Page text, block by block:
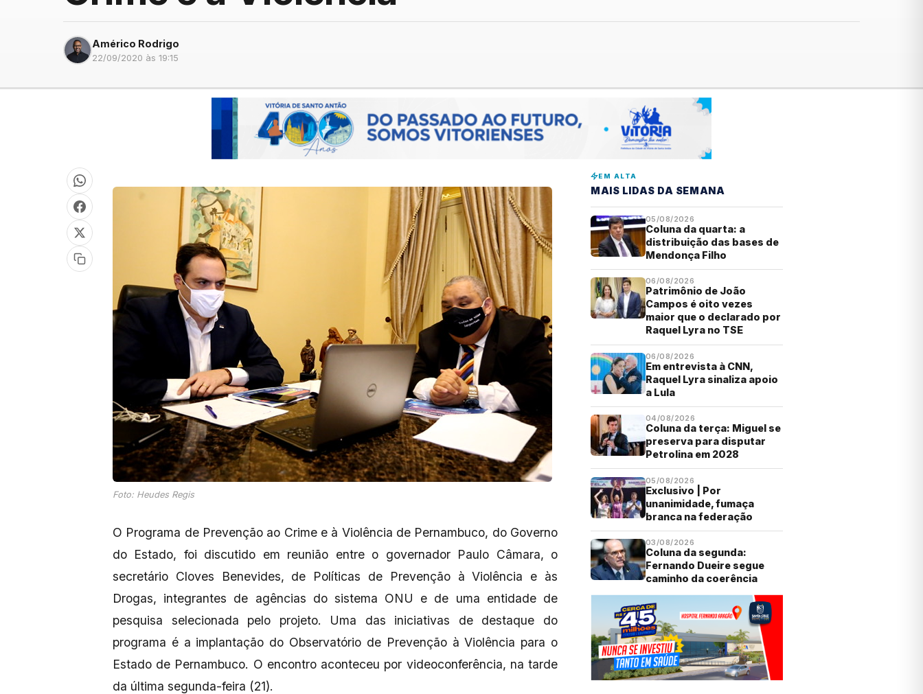
Américo Rodrigo
22/09/2020 às 19:15
Foto: Heudes Regis
O Programa de Prevenção ao Crime e à Violência de Pernambuco, do Governo
do Estado, foi discutido em reunião entre o governador Paulo Câmara, o
secretário Cloves Benevides, de Políticas de Prevenção à Violência e às
Drogas, integrantes de agências do sistema ONU e de uma entidade de
pesquisa selecionada pelo projeto. Uma das iniciativas de destaque do
programa é a implantação do Observatório de Prevenção à Violência para o
Estado de Pernambuco. O encontro aconteceu por videoconferência, na tarde
da última segunda-feira (21).
EM ALTA
MAIS LIDAS DA SEMANA
05/08/2026
Coluna da quarta: a
distribuição das bases de
Mendonça Filho
06/08/2026
Patrimônio de João
Campos é oito vezes
maior que o declarado por
Raquel Lyra no TSE
06/08/2026
Em entrevista à CNN,
Raquel Lyra sinaliza apoio
a Lula
04/08/2026
Coluna da terça: Miguel se
preserva para disputar
Petrolina em 2028
05/08/2026
Exclusivo | Por
unanimidade, fumaça
branca na federação
03/08/2026
Coluna da segunda:
Fernando Dueire segue
caminho da coerência